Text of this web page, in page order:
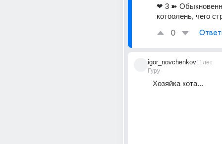
❤ 3 ➽
котоолень, чего
0
igor_novchenkov
Гуру
11лет
Хозяйка кота...